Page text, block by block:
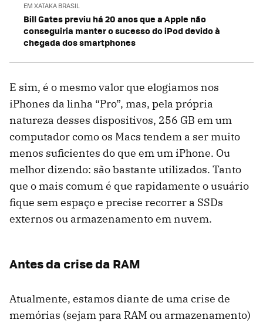
EM XATAKA BRASIL
Bill Gates previu há 20 anos que a Apple não
conseguiria manter o sucesso do iPod devido à
chegada dos smartphones
E sim, é o mesmo valor que elogiamos nos
iPhones da linha “Pro”, mas, pela própria
natureza desses dispositivos, 256 GB em um
computador como os Macs tendem a ser muito
menos suficientes do que em um iPhone. Ou
melhor dizendo: são bastante utilizados. Tanto
que o mais comum é que rapidamente o usuário
fique sem espaço e precise recorrer a SSDs
externos ou armazenamento em nuvem.
Antes da crise da RAM
Atualmente, estamos diante de uma crise de
memórias (sejam para RAM ou armazenamento)